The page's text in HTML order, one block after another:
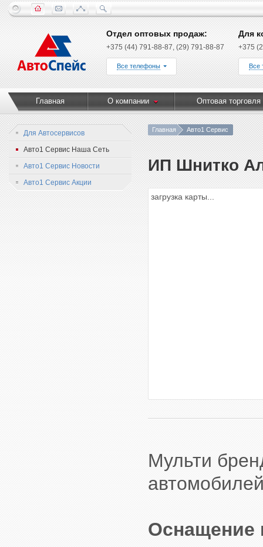
Отдел оптовых продаж:
+375 (44) 791-88-87, (29) 791-88-87
Все телефоны
Для
+375
Все
Главная О компании Оптовая торговля
Для Автосервисов
Авто1 Сервис Наша Сеть
Авто1 Сервис Новости
Авто1 Сервис Акции
Главная Авто1 Сервис
ИП Шнитко
загрузка карты...
Мульти
Оснащение